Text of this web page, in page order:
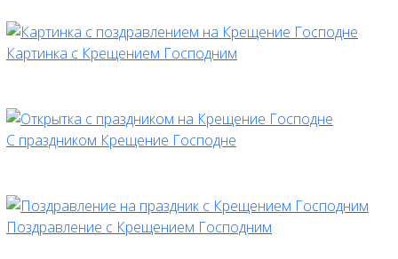
Картинка с Крещением Господним
С праздником Крещение Господне
Поздравление с Крещением Господним